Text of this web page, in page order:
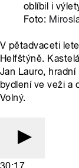
oblíbil i
Foto:
V pětadvaceti
Helfštýně.
Jan Lauro,
bydlení ve veži a
Volný.